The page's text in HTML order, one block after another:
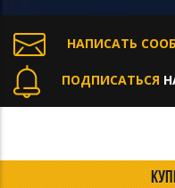
НАПИСАТЬ
ПОДПИСАТЬСЯ